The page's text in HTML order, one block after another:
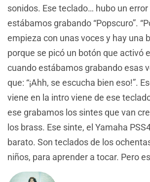
sonidos. Ese teclado… hubo un
estábamos grabando “Popscuro”.
empieza con unas voces y hay una
porque se picó un botón que activó
cuando estábamos grabando esas
que: “¡Ahh, se escucha bien eso!”.
viene en la intro viene de ese
ese grabamos los sintes que van
los brass. Ese sinte, el Yamaha
barato. Son teclados de los
niños, para aprender a tocar. Pero